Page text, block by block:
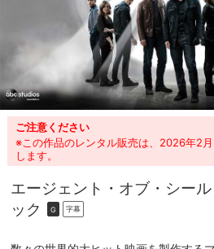
ご注意ください
※この作品のレンタル販売は、2026年2
します。
エージェント・オブ・シー
ック
G 字幕